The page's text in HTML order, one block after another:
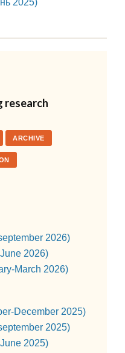
2025)
research
ARCHIVE
2026)
2026)
March 2026)
December 2025)
2025)
2025)